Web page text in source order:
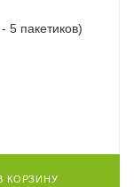
5 пакетиков)
КОРЗИНУ